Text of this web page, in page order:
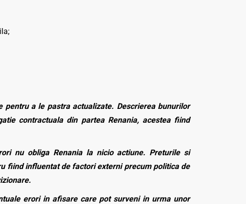
a le pastra actualizate. Descrierea bunurilor
contractuala din partea Renania, acestea fiind
nu obliga Renania la nicio actiune. Preturile si
fiind influentat de factori externi precum politica de
erori in afisare care pot surveni in urma unor